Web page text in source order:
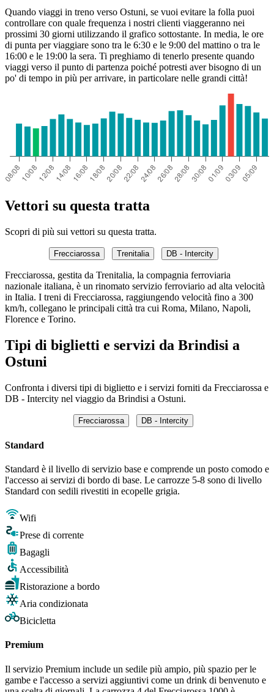
Quando viaggi in treno verso Ostuni, se vuoi evitare la folla puoi
controllare con quale frequenza i nostri clienti viaggeranno nei
prossimi 30 giorni utilizzando il grafico sottostante. In media, le ore
di punta per viaggiare sono tra le 6:30 e le 9:00 del mattino o tra le
16:00 e le 19:00 la sera. Ti preghiamo di tenerlo presente quando
viaggi verso il punto di partenza poiché potresti aver bisogno di un
po' di tempo in più per arrivare, in particolare nelle grandi città!
Vettori su questa tratta
Scopri di più sui vettori su questa tratta.
Frecciarossa Trenitalia DB - Intercity
Frecciarossa, gestita da Trenitalia, la compagnia ferroviaria
nazionale italiana, è un rinomato servizio ferroviario ad alta velocità
in Italia. I treni di Frecciarossa, raggiungendo velocità fino a 300
km/h, collegano le principali città tra cui Roma, Milano, Napoli,
Florence e Torino.
Tipi di biglietti e servizi da Brindisi a
Ostuni
Confronta i diversi tipi di biglietto e i servizi forniti da Frecciarossa e
DB - Intercity nel viaggio da Brindisi a Ostuni.
Frecciarossa DB - Intercity
Standard
Standard è il livello di servizio base e comprende un posto comodo e
l'accesso ai servizi di bordo di base. Le carrozze 5-8 sono di livello
Standard con sedili rivestiti in ecopelle grigia.
Wifi
Prese di corrente
Bagagli
Accessibilità
Ristorazione a bordo
Aria condizionata
Bicicletta
Premium
Il servizio Premium include un sedile più ampio, più spazio per le
gambe e l'accesso a servizi aggiuntivi come un drink di benvenuto e